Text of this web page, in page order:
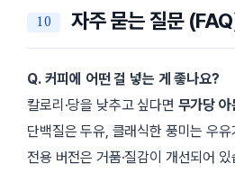
자주 묻는 질문
Q. 커피에 어떤 걸 넣는 게 좋나요?
칼로리·당을 낮추고 싶다면 무가당 아
단백질은 두유, 클래식한 풍미는 우
전용 버전은 거품·질감이 개선되어 있